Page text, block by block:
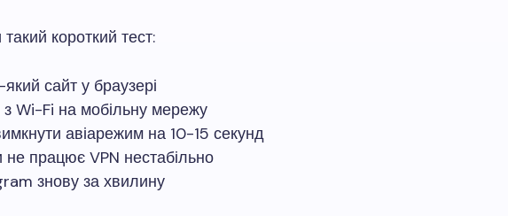
короткий тест:
сайт у браузері
з Wi-Fi на мобільну мережу
авіарежим на 10-15 секунд
не працює VPN нестабільно
знову за хвилину